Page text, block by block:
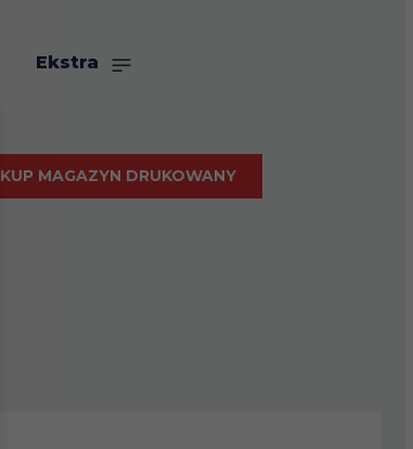
Ekstra
KUP MAGAZYN DRUKOWANY